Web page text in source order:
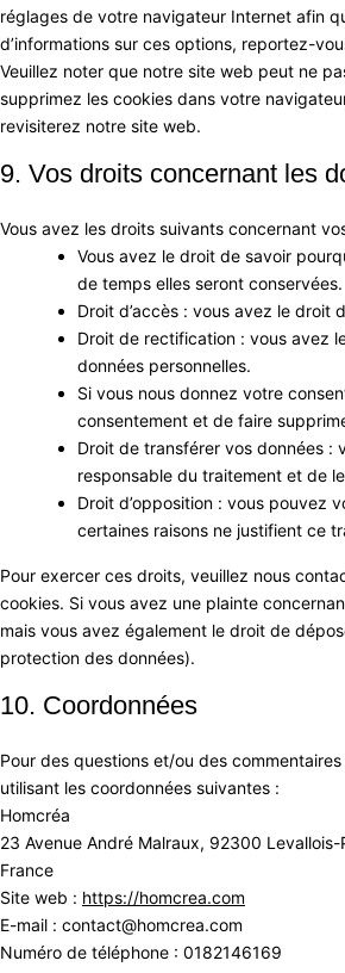
réglages de votre navigateur Internet afin
d’informations sur ces options, reportez-
Veuillez noter que notre site web peut ne
supprimez les cookies dans votre
revisiterez notre site web.
9. Vos droits concernant les
Vous avez les droits suivants concernant
Vous avez le droit de savoir
de temps elles seront conservées.
Droit d’accès : vous avez le droit
Droit de rectification : vous avez
données personnelles.
Si vous nous donnez votre
consentement et de faire
Droit de transférer vos données :
responsable du traitement et de
Droit d’opposition : vous pouvez
certaines raisons ne justifient ce
Pour exercer ces droits, veuillez nous
cookies. Si vous avez une plainte
mais vous avez également le droit de
protection des données).
10. Coordonnées
Pour des questions et/ou des
utilisant les coordonnées suivantes :
Homcréa
23 Avenue André Malraux, 92300 Levallois-
France
Site web : https://homcrea.com
E-mail : contact@homcrea.com
Numéro de téléphone : 0182146169